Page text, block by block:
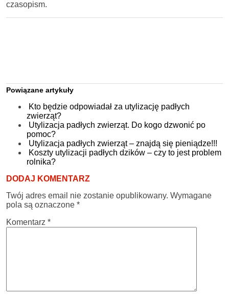
czasopism.
Powiązane artykuły
Kto będzie odpowiadał za utylizację padłych
zwierząt?
Utylizacja padłych zwierząt. Do kogo dzwonić po
pomoc?
Utylizacja padłych zwierząt – znajdą się pieniądze!!!
Koszty utylizacji padłych dzików – czy to jest problem
rolnika?
DODAJ KOMENTARZ
Twój adres email nie zostanie opublikowany. Wymagane
pola są oznaczone *
Komentarz *